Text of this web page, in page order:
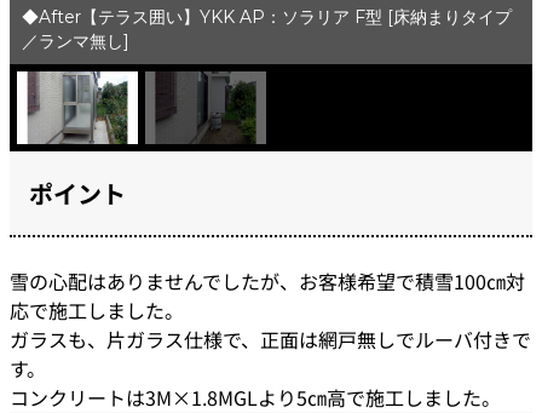
◆After【テラス囲い】YKK AP：ソラリア F型 [床納まりタイプ
／ランマ無し]
ポイント
雪の心配はありませんでしたが、お客様希望で積雪100㎝対
応で施工しました。
ガラスも、片ガラス仕様で、正面は網戸無しでルーバ付きで
す。
コンクリートは3M×1.8MGLより5㎝高で施工しました。